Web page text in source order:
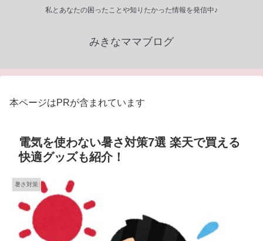
私とあなたの困ったことや知りたかった情報を発信中♪
みきなママブログ
本ページはPRが含まれています
電気を使わない暑さ対策7選 楽天で買える
快適グッズも紹介！
暑さ対策